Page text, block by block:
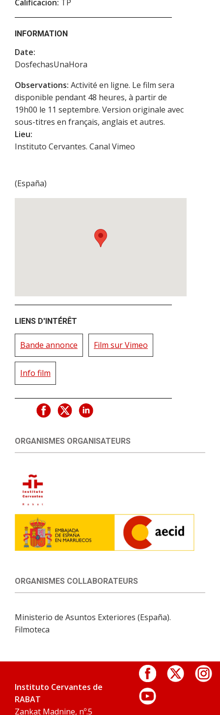
Calificacion: TP
INFORMATION
Date:
DosfechasUnaHora
Observations: Activité en ligne. Le film sera
disponible pendant 48 heures, à partir de
19h00 le 11 septembre. Version originale avec
sous-titres en français, anglais et autres.
Lieu:
Instituto Cervantes. Canal Vimeo
(España)
LIENS D'INTÉRÊT
Bande annonce Film sur Vimeo
Info film
ORGANISMES ORGANISATEURS
ORGANISMES COLLABORATEURS
Ministerio de Asuntos Exteriores (España).
Filmoteca
Instituto Cervantes de
RABAT
Zankat Madnine, nº.5